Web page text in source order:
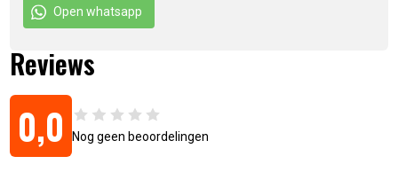
Totaalgewicht: 103 kg
Materiaal: Mirrored Stainless Steel
Artikelnummer:
Open whatsapp
Reviews
0,0 Nog geen beoordelingen